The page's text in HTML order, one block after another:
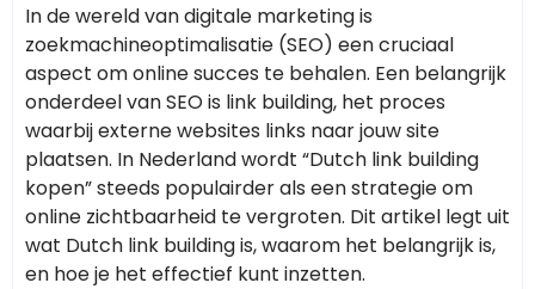
In de wereld van digitale marketing is
zoekmachineoptimalisatie (SEO) een cruciaal
aspect om online succes te behalen. Een belangrijk
onderdeel van SEO is link building, het proces
waarbij externe websites links naar jouw site
plaatsen. In Nederland wordt “Dutch link building
kopen” steeds populairder als een strategie om
online zichtbaarheid te vergroten. Dit artikel legt uit
wat Dutch link building is, waarom het belangrijk is,
en hoe je het effectief kunt inzetten.